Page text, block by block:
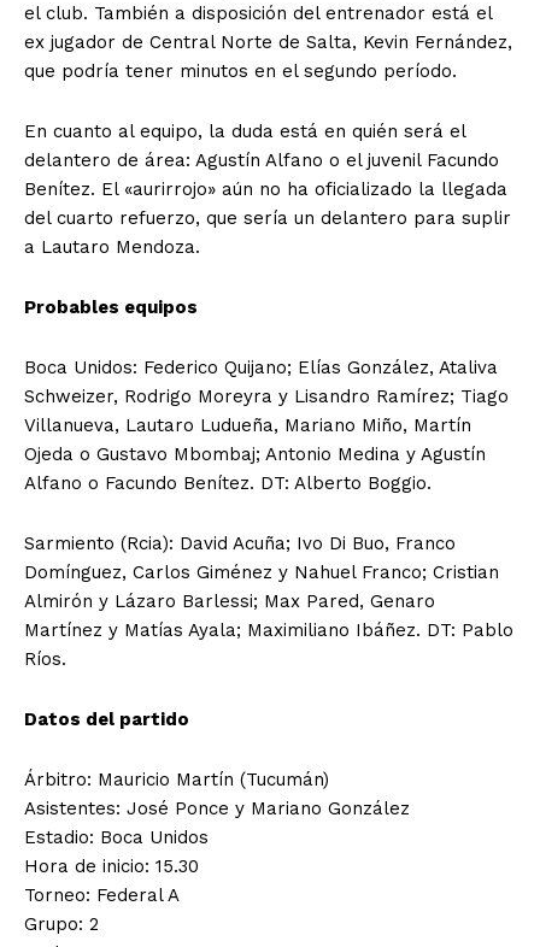
el club. También a disposición del entrenador está el
ex jugador de Central Norte de Salta, Kevin Fernández,
que podría tener minutos en el segundo período.
En cuanto al equipo, la duda está en quién será el
delantero de área: Agustín Alfano o el juvenil Facundo
Benítez. El «aurirrojo» aún no ha oficializado la llegada
del cuarto refuerzo, que sería un delantero para suplir
a Lautaro Mendoza.
Probables equipos
Boca Unidos: Federico Quijano; Elías González, Ataliva
Schweizer, Rodrigo Moreyra y Lisandro Ramírez; Tiago
Villanueva, Lautaro Ludueña, Mariano Miño, Martín
Ojeda o Gustavo Mbombaj; Antonio Medina y Agustín
Alfano o Facundo Benítez. DT: Alberto Boggio.
Sarmiento (Rcia): David Acuña; Ivo Di Buo, Franco
Domínguez, Carlos Giménez y Nahuel Franco; Cristian
Almirón y Lázaro Barlessi; Max Pared, Genaro
Martínez y Matías Ayala; Maximiliano Ibáñez. DT: Pablo
Ríos.
Datos del partido
Árbitro: Mauricio Martín (Tucumán)
Asistentes: José Ponce y Mariano González
Estadio: Boca Unidos
Hora de inicio: 15.30
Torneo: Federal A
Grupo: 2